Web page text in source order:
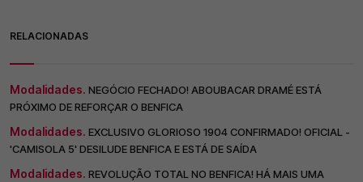
RELACIONADAS
Modalidades. NEGÓCIO FECHADO! ABOUBACAR DRAMÉ ESTÁ
PRÓXIMO DE REFORÇAR O BENFICA
Modalidades. EXCLUSIVO GLORIOSO 1904 CONFIRMADO! OFICIAL -
'CAMISOLA 5' DESILUDE BENFICA E ESTÁ DE SAÍDA
Modalidades. REVOLUÇÃO TOTAL NO BENFICA! HÁ MAIS UMA